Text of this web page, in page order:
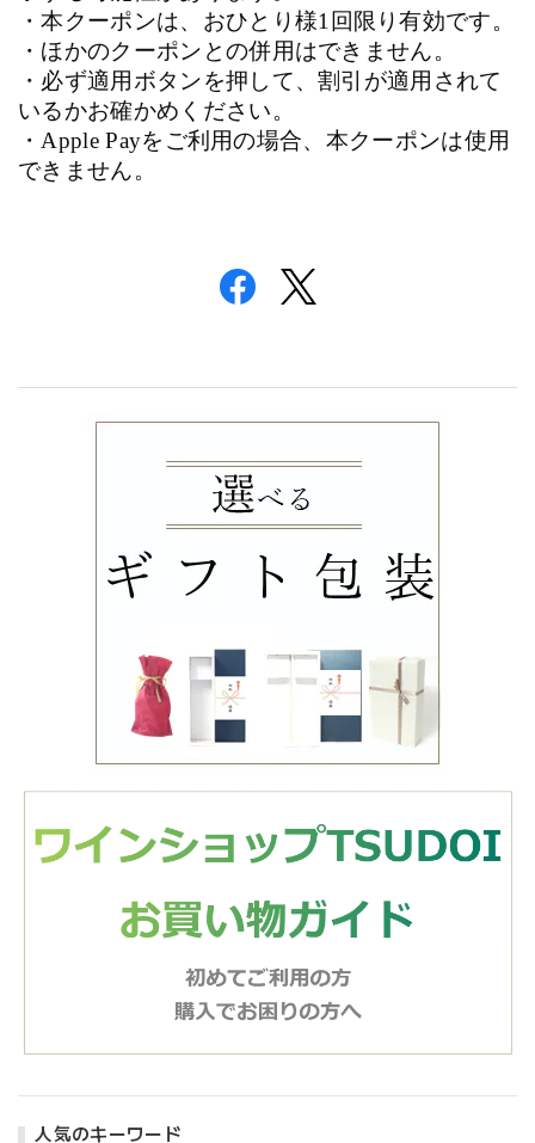
人気のキーワード
・本クーポンは、おひとり様1 回限り有効です。
・ほかのクーポンとの併用はできません。
・必ず適用ボタンを押して、割引が適用されて
いるかお確かめください。
・ Apple Payをご利用の場合、本クーポンは使用
できません。